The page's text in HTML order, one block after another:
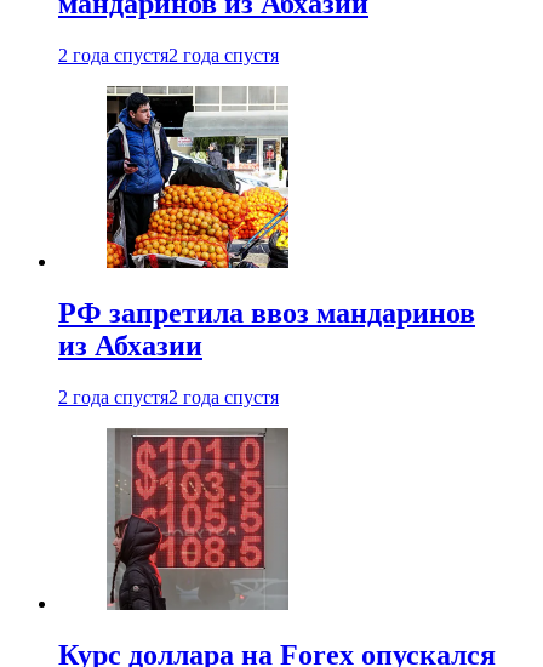
2 года спустя2 года спустя
РФ запретила ввоз мандаринов
из Абхазии
2 года спустя2 года спустя
Курс доллара на Forex опускался